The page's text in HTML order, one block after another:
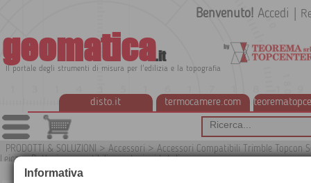
geomatica.it
Il portale degli strumenti di misura per l'edilizia e la topografia
disto.it termocamere.com
Benvenuto! Accedi
PRODOTTI & SOLUZIONI > Accessori > Accessori Compatibili Trimble Topcon
Leica>Batterie compatibili per stazioni totali
Informativa